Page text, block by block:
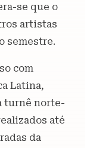
se que o
artistas
semestre.
com
Latina,
turnê norte-
até
da